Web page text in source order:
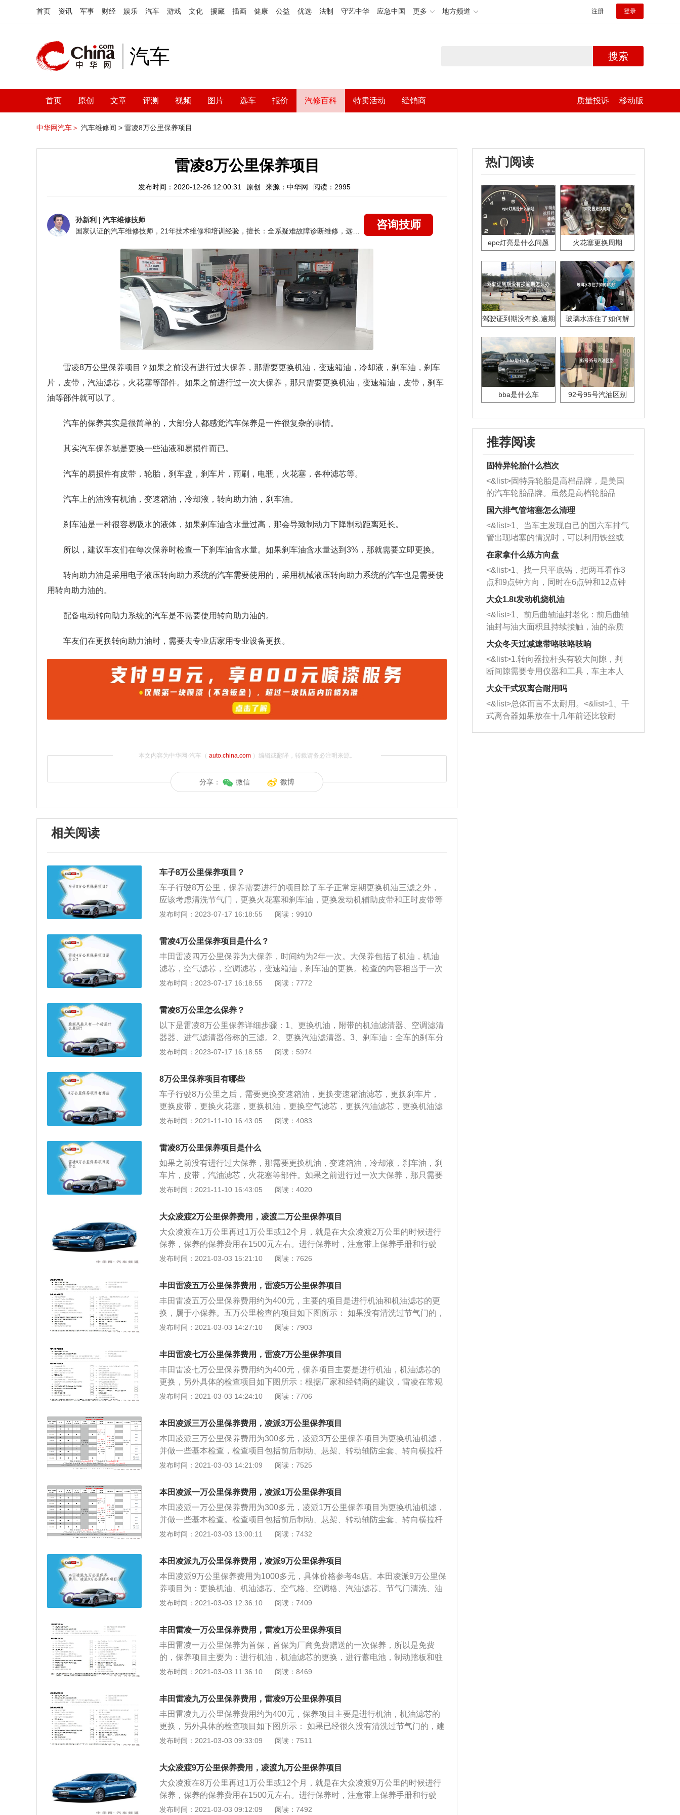
首页 资讯 军事 财经 娱乐 汽车 游戏 文化 援藏 插画 健康 公益 优选 法制 守艺中华 应急中国 更多 地方频道 注册 登录
汽车 搜索
首页 原创 文章 评测 视频 图片 选车 报价 汽修百科 特卖活动 经销商 质量投诉 移动版
中华网汽车＞ 汽车维修间 > 雷凌8万公里保养项目
雷凌8万公里保养项目
发布时间：2020-12-26 12:00:31 原创 来源：中华网 阅读：2995
孙新利 | 汽车维修技师
咨询技师
雷凌8万公里保养项目？ 如果之前没有进行过大保养，那需要更换机油，变速箱油，冷却液，刹车油，刹车
片，皮带，汽油滤芯，火花塞等部件。如果之前进行过一次大保养，那只需要更换机油，变速箱油，皮带，刹车
油等部件就可以了。
汽车的保养其实是很简单的，大部分人都感觉汽车保养是一件很复杂的事情。
其实汽车保养就是更换一些油液和易损件而已。
汽车的易损件有皮带，轮胎，刹车盘，刹车片，雨刷，电瓶，火花塞，各种滤芯等。
汽车上的油液有机油，变速箱油，冷却液，转向助力油，刹车油。
刹车油是一种很容易吸水的液体，如果刹车油含水量过高，那会导致制动力下降制动距离延长。
所以，建议车友们在每次保养时检查一下刹车油含水量。如果刹车油含水量达到3%，那就需要立即更换。
转向助力油是采用电子液压转向助力系统的汽车需要使用的，采用机械液压转向助力系统的汽车也是需要使
用转向助力油的。
配备电动转向助力系统的汽车是不需要使用转向助力油的。
车友们在更换转向助力油时，需要去专业店家用专业设备更换。
本文内容为中华网·汽车（ auto.china.com）编辑或翻译，转载请务必注明来源。
分享： 微信 微博
相关阅读
车子8万公里保养项目？
车子行驶8万公里，保养需要进行的项目除了车子正常定期更换机油三滤之外，
应该考虑清洗节气门，更换火花塞和刹车油，更换发动机辅助皮带和正时皮带等
保养项目。另外，车上所有油液都要按时更换，因为油液都有保质期，过了保质
速箱油、防冻液、玻璃水。车上的滤芯有机油滤芯、空气滤芯、汽油滤芯、空调
滤芯、变速箱油滤芯。机油滤芯每次换机油都要更换，空气滤芯和汽油滤芯一般
一万公里换一次，空调滤芯一般每年换两次，冬天一次夏天一次，这些滤芯也是
必须要换的。
发布时间：2023-07-17 16:18:55 阅读：9910
雷凌4万公里保养项目是什么？
丰田雷凌四万公里保养为大保养，时间约为2年一次。大保养包括了机油，机油
滤芯，空气滤芯，空调滤芯，变速箱油，刹车油的更换。检查的内容相当于一次
汽车的全面检查。以下是具体介绍：1、外观方面：新款雷凌针对运动版新增了
座椅等，汽油运动版还采用了低趴姿势车身。2、内饰方面：运动版增加了红色
饰条元素，分布在车门板和中控台上，红黑配色更显运动。整体设计风格则延续
了旧款雷凌的样式，没有明显的变化。细节上则增加了前排扶手的前后滑动功
能，实用性得到提升。
发布时间：2023-07-17 16:18:55 阅读：7772
雷凌8万公里怎么保养？
以下是雷凌8万公里保养详细步骤：1、更换机油，附带的机油滤清器、空调滤清
器器、进气滤清器俗称的三滤。2、更换汽油滤清器。3、刹车油：全车的刹车分
泵里面的油液排干进行更换，刹车油会老化，失效，造成刹车效果减低，所以更
现象。5、前后刹车片，数量4对，检查刹车盘，如果刹车盘也明显变薄，可以一
同更换。6、四轮定位。7、前后轮置换。8、清洗节气门，平均18000公里清洗一
次（拆洗效果更佳）其他检查车辆的部件是不是有损坏进行更换。
发布时间：2023-07-17 16:18:55 阅读：5974
8万公里保养项目有哪些
车子行驶8万公里之后，需要更换变速箱油，更换变速箱油滤芯，更换刹车片，
更换皮带，更换火花塞，更换机油，更换空气滤芯，更换汽油滤芯，更换机油滤
芯，更换空调滤芯等。如果按照家用车每年行驶2万公里来计算，那行驶8万公里
需要更换变速箱油了。如果长时间不换变速箱油，可能会导致变速箱内的齿轮出
现异常磨损，还可能会损坏变速箱内的换挡控制机构。在更换变速箱油时，建议
消费者选择循环机换油法，这样的换油方法虽然更贵，但是能换的更彻底。选择
变速箱油时，只需要选择原厂变速箱油就好，原厂的油经过了测试，可以满足各
种工况下变速箱的需求。更换火花塞时需要注意，拆下火花塞后需要用贴纸将安
力扳手按照规定力矩拧紧。如果拧的不紧，会导致汽缸漏气。如果拧的太紧，可
能会导致火花塞断裂。
发布时间：2021-11-10 16:43:05 阅读：4083
雷凌8万公里保养项目是什么
如果之前没有进行过大保养，那需要更换机油，变速箱油，冷却液，刹车油，刹
车片，皮带，汽油滤芯，火花塞等部件。如果之前进行过一次大保养，那只需要
更换机油，变速箱油，皮带，刹车油等部件就可以了。汽车的保养其实是很简单
油液和易损件而已。汽车的易损件有皮带，轮胎，刹车盘，刹车片，雨刷，电
瓶，火花塞，各种滤芯等。汽车上的油液有机油，变速箱油，冷却液，转向助力
油，刹车油。刹车油是一种很容易吸水的液体，如果刹车油含水量过高，那会导
致制动力下降制动距离延长。所以，建议车友们在每次保养时检查一下刹车油含
水量。如果刹车油含水量达到3%，那就需要立即更换。转向助力油是采用电子液
使用转向助力油的。配备电动转向助力系统的汽车是不需要使用转向助力油的。
车友们在更换转向助力油时，需要去专业店家用专业设备更换。
发布时间：2021-11-10 16:43:05 阅读：4020
大众凌渡2万公里保养费用，凌渡二万公里保养项目
大众凌渡在1万公里再过1万公里或12个月，就是在大众凌渡2万公里的时候进行
保养，保养的保养费用在1500元左右。进行保养时，注意带上保养手册和行驶
证。 凌渡的2万公里保养需要进行机油、机油滤清器、空气滤清器的更换，还要
期检查、维修并使用推荐的油液和润滑油，这是保证车况的必要条件。如果不遵
循定期保养规范，车辆可能会造成损坏。凌渡进行保养前要仔细阅读说明书。在
说明书上，汽车使用多少时间、走多少里程的时候需要保养什么、怎么保养都有
比较严格地规定。在做保养之前，认真阅读说明书，做到心中有谱，就不会在保
养店被各种花言巧语蒙蔽，避免花冤枉钱。
发布时间：2021-03-03 15:21:10 阅读：7626
丰田雷凌五万公里保养费用，雷凌5万公里保养项目
丰田雷凌五万公里保养费用约为400元，主要的项目是进行机油和机油滤芯的更
换，属于小保养。五万公里检查的项目如下图所示： 如果没有清洗过节气门的，
建议进行节气门的清洗，如果是长时间用于市区行驶，走走停停，空气质量较差
车发动以后，空气经过空气滤清器过滤后来到节气门，不充分燃烧的废气就会残
留到进气道和节气门这些地方形成积炭，这些杂质就会附着在节气门上，长期积
累产生油泥，从而引起发动机加速不力，油耗增加，怠速不稳，转速忽高忽低。
发布时间：2021-03-03 14:27:10 阅读：7903
丰田雷凌七万公里保养费用，雷凌7万公里保养项目
丰田雷凌七万公里保养费用约为400元，保养项目主要是进行机油，机油滤芯的
更换，另外具体的检查项目如下图所示：根据厂家和经销商的建议，雷凌在常规
保养中将使用原厂合成机油（规格：SM级5W-30，价格：228元/桶/4L）。考虑
原厂合成机油。下一次的保养即为大保养，即为8万公里保养，费用为1469元。
7万公里需注意电池的检查更换：从使用和保养的角度来说，无论你车上装的是
免维护蓄电池还是普通蓄电池，正常使用寿命都在2-3年左右。蓄电池的检查主用
看两个数据，第一个是电压，第二个是启动电流。而且进行检查最好是在冷车状
态下进行，如果电压低于12V说明电池即将需要更换了。
发布时间：2021-03-03 14:24:10 阅读：7706
本田凌派三万公里保养费用，凌派3万公里保养项目
本田凌派三万公里保养费用为300多元，凌派3万公里保养项目为更换机油机滤，
并做一些基本检查，检查项目包括前后制动、悬架、转动轴防尘套、转向横拉杆
防尘套、球头护罩、所有液面及油液状态等，配件的更换以及多个项目的检查。
的量。 保养注意事项：1、要时常注意对汽车的滤清器进行清洁。不要小看它，
它直接影响你的爱车耗油情况。在汽车内燃机使用过程中，灰尘等杂质将不断混
入机油中，同时空气及燃烧的废气对机油的氧化作用，会使机油逐渐产生胶质或
者油泥，这不仅会加速零件的磨损，而且易造成油路堵塞。所以要定期地对汽车
的滤清器进行清洁，直到你换个新的空气滤清器。 2、雨天洗车不仅是因为车
常洗车，这样便可以去除黏附在车漆表面上的尘土、柏油、树脂等，保持漆面光
滑。如果再将一层油性保护膜打在漆面上，还可防止雨水直接腐蚀漆面。而且最
好是自己动手洗车，长期坚持自己动手洗车，的确可以节省不少的花销。
发布时间：2021-03-03 14:21:09 阅读：7525
本田凌派一万公里保养费用，凌派1万公里保养项目
本田凌派一万公里保养费用为300多元，凌派1万公里保养项目为更换机油机滤，
并做一些基本检查。检查项目包括前后制动、悬架、转动轴防尘套、转向横拉杆
防尘套、球头护罩、所有液面及油液状态等，配件的更换以及多个项目的检查。
的量。 保养注意事项：1、要时常注意对汽车的滤清器进行清洁。不要小看它，
它直接影响你的爱车耗油情况。在汽车内燃机使用过程中，灰尘等杂质将不断混
入机油中，同时空气及燃烧的废气对机油的氧化作用，会使机油逐渐产生胶质或
者油泥，这不仅会加速零件的磨损，而且易造成油路堵塞。所以要定期地对汽车
的滤清器进行清洁，直到你换个新的空气滤清器。 2、雨天洗车不仅是因为车
常洗车，这样便可以去除黏附在车漆表面上的尘土、柏油、树脂等，保持漆面光
滑。如果再将一层油性保护膜打在漆面上，还可防止雨水直接腐蚀漆面。而且最
好是自己动手洗车，长期坚持自己动手洗车，的确可以节省不少的花销。
发布时间：2021-03-03 13:00:11 阅读：7432
本田凌派九万公里保养费用，凌派9万公里保养项目
本田凌派9万公里保养费用为1000多元，具体价格参考4s店。本田凌派9万公里保
养项目为：更换机油、机油滤芯、空气格、空调格、汽油滤芯、节气门清洗、油
路清洗、刹车油、助理油、防冻液、火花塞、变速箱油。并做一些基本检查，检
有液面及油液状态等，配件的更换以及多个项目的检查。 本田凌派车身养护：1.
车辆使用前、中、后，要及时地清除车体上的灰尘，尽量减少车身静电对灰尘的
吸附；2.雨后及时冲洗。雨后车身上的雨渍会逐渐缩小，使雨水酸性物质的浓度
逐渐增大，如果不尽快用清水冲洗雨渍久而久之就会损害面漆。3.洗车时，应待
发动机冷却后进行，不要在烈日或高温下清洗车辆，以免洗洁剂被烘干而留下痕
粉、肥皂水和洗涤灵，以防洗掉漆面中的油脂，加速漆面老化。 4.擦洗车辆要用
干净、柔软的擦布或海绵，防止混入金属屑和沙粒，勿用干布、干毛巾、干海绵
擦车，以免留下划痕。擦拭时，应顺着水流的方向自上而下轻轻地擦拭，不应画
要及时清除。对此，必须用专用清洁剂清洗，不要随意使用刀片刮削或用汽油消
发布时间：2021-03-03 12:36:10 阅读：7409
丰田雷凌一万公里保养费用，雷凌1万公里保养项目
丰田雷凌一万公里保养为首保，首保为厂商免费赠送的一次保养，所以是免费
的，保养项目主要为：进行机油，机油滤芯的更换，进行蓄电池，制动踏板和驻
车制动器，制动衬块和制动盘，制动液，离合器液，轮胎和轮胎气压，车灯、喇
原厂合成机油（规格：SM级5W-30，价格：228元/桶/4L）。考虑到雷凌的保养
周期比较长，车辆更需要呵护，所以我们也建议大家使用过程中用原厂合成机
油。 在免费进行首保后，当车辆行驶里程达到2万公里时，车主才需要自费进行
单次保养，不过这次需要更换的东西除了机油机滤，还有空调滤清，所以费用需
要526元。当车辆行驶里程达到4万公里时，车辆需要进行一次大保养，费用为14
发布时间：2021-03-03 11:36:10 阅读：8469
丰田雷凌九万公里保养费用，雷凌9万公里保养项目
丰田雷凌九万公里保养费用约为400元，保养项目主要是进行机油，机油滤芯的
更换，另外具体的检查项目如下图所示： 如果已经很久没有清洗过节气门的，建
议进行节气门的清洗，如果是长时间用于市区行驶，走走停停，空气质量较差的
发动以后，空气经过空气滤清器过滤后来到节气门，不充分燃烧的废气就会残留
到进气道和节气门这些地方形成积炭，这些杂质就会附着在节气门上，长期积累
产生油泥，从而引起发动机加速不力，油耗增加，怠速不稳，转速忽高忽低。
发布时间：2021-03-03 09:33:09 阅读：7511
大众凌渡9万公里保养费用，凌渡九万公里保养项目
大众凌渡在8万公里再过1万公里或12个月，就是在大众凌渡9万公里的时候进行
保养，保养的保养费用在1500元左右。进行保养时，注意带上保养手册和行驶
证。 凌渡的9万公里保养需要进行机油、机油滤清器、空气滤清器的更换，除此
发布时间：2021-03-03 09:12:09 阅读：7492
热门阅读
epc灯亮是什么问题 火花塞更换周期
驾驶证到期没有换,逾期
玻璃水冻住了如何解
bba是什么车 92号95号汽油区别
推荐阅读
固特异轮胎什么档次
<&list>固特异轮胎是高档品牌，是美国
的汽车轮胎品牌。虽然是高档轮胎品
牌，但是中高低端的轮胎都有生产，这
也是为了更好的开拓市场。
国六排气管堵塞怎么清理
<&list>1、当车主发现自己的国六车排气
管出现堵塞的情况时，可以利用铁丝或
者是细棍，直接将杂物给取出来，如果
堵塞情况比较严重，也可以采取应急措
施。 <&list>2、直接利用木棍将所有的
杂物推到排气管里面的位置处，然后将
三元催化器拆解开，就可以将堵塞的东
西取出来。但如果是因为积碳过多引起
的堵塞，就需要将三元催化器泡在草酸
洗剂对堵塞的情况得到解决，将清洗剂
放在燃油箱中，与燃油混合后，车辆启
动时，就可以和汽油一起进入到燃烧
室，最后形成废气排出，就可以让三元
催化器得到清洗，排气管堵塞的情况就
能够得到解决。
在家拿什么练方向盘
<&list>1、找一只平底锅，把两耳看作3
点和9点钟方向，同时在6点钟和12点钟
方向做一个标记。 <&list>2、双手握住
一圈半的练习，往右同样也要打相同的
圈数。 <&list>3、最后强调要反复练
习，这样就可以形成肌肉记忆，在真实
驾驶车辆时，不需要记忆也能打好方
向。
大众1.8t发动机烧机油
<&list>1、前后曲轴油封老化：前后曲轴
油封与油大面积且持续接触，油的杂质
和发动机内持续温度变化使其密封效果
逐渐减弱，导致渗油或漏油。<&list>2、
活塞间隙过大：积碳会使活塞环与缸体
的间隙扩大，导致机油流入燃烧室中，
造成烧机油。<&list>3、机油粘度。使用
机油粘度过小的话，同样会有烧机油现
象，机油粘度过小具有很好的流动性，
大众冬天过减速带咯吱咯吱响
<&list>1.转向器拉杆头有较大间隙，判
断间隙需要专用仪器和工具，车主本人
无法制作，需要将车辆送到修理厂或4s
店；<&list>2.车辆半轴套管防尘罩破
裂，破裂后会出现漏油现象，使半轴磨
损严重，磨损的半轴容易损坏，产生异
响；<&list>3.稳定器的转向胶套和球头
大众干式双离合耐用吗
<&list>总体而言不太耐用。<&list>1、干
式离合器如果放在十几年前还比较耐